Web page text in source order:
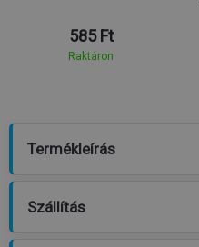
585 Ft
Raktáron
Termékleírás
Szállítás